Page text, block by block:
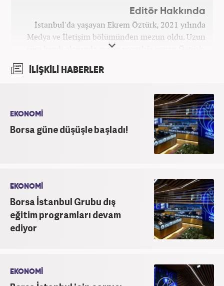
Editör Hakkında
İstanbul'da yaşayan Ekrem Öztürk, 2021 yılında
Medya ve İletişim bölümünden mezun oldu. Uzun
süre kendi alanında metin yazarlığı yapan Öztürk,
şu an Haber7.com'da "Muhabir - Editör" olarak görev
yapmaktadır. Ayrıca günümüz insan ilişkilerinde
inanmakta ve bu değerleri meslek hayatında da ön
planda tutmaktadır.
İLİŞKİLİ HABERLER
EKONOMİ
Borsa güne düşüşle başladı!
EKONOMİ
Borsa İstanbul Grubu dış
eğitim programları devam
ediyor
EKONOMİ